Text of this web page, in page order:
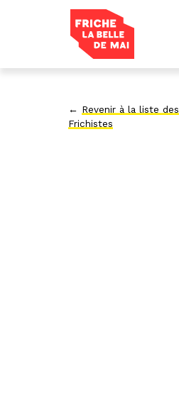
← Revenir à la liste des
Frichistes
Panneau de gestion des cookies